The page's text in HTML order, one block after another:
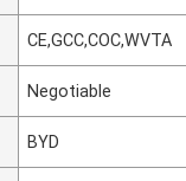
CE,GCC,COC,WVTA
Negotiable
BYD